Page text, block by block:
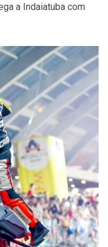
a Indaiatuba com